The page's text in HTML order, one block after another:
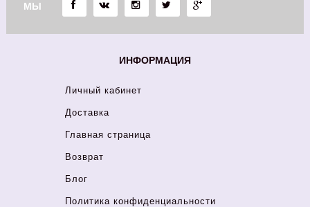
МЫ
ИНФОРМАЦИЯ
Личный кабинет
Доставка
Главная страница
Возврат
Блог
Политика конфиденциальности